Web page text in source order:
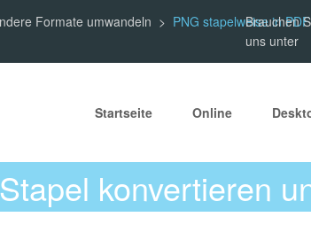
Formate umwandeln PNG stapelweise in
Brauchen
uns unter
Startseite Online
konvertieren